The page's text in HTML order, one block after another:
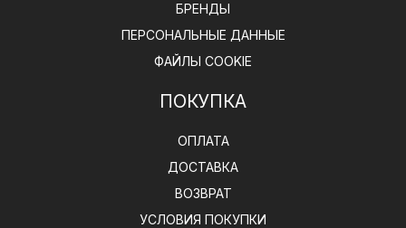
БРЕНДЫ
ПЕРСОНАЛЬНЫЕ ДАННЫЕ
ФАЙЛЫ COOKIE
ПОКУПКА
ОПЛАТА
ДОСТАВКА
ВОЗВРАТ
УСЛОВИЯ ПОКУПКИ